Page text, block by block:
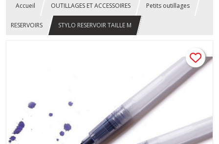
Accueil OUTILLAGES ET ACCESSOIRES Petits outillages
RESERVOIRS STYLO RESERVOIR TAILLE M